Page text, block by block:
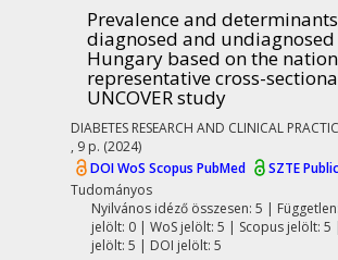
Prevalence and
diagnosed and
Hungary based on the
representative cross-
UNCOVER study
DIABETES RESEARCH AND CLINICAL
, 9 p. (2024)
DOIWoS Scopus PubMed
SZTE
Tudományos
Nyilvános idéző összesen: 5 |
jelölt: 0 | WoS jelölt: 5 | Scopus jelölt: 5
jelölt: 5 | DOI jelölt: 5